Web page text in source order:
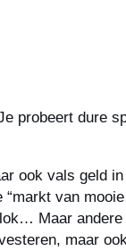
probeert dure
ook vals geld
van
Maar
maar